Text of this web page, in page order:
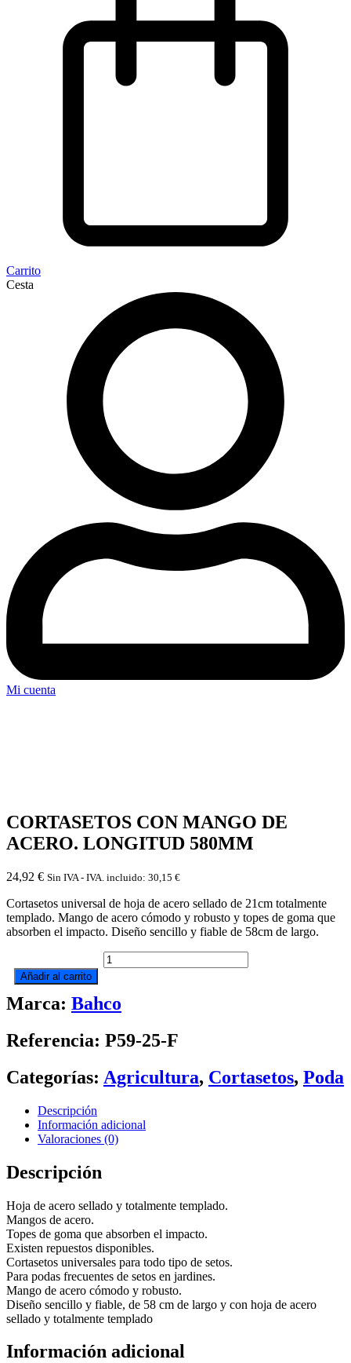
Carrito
Cesta
Mi cuenta
CORTASETOS CON MANGO DE
ACERO. LONGITUD 580MM
24,92 € Sin IVA - IVA. incluido: 30,15 €
Cortasetos universal de hoja de acero sellado de 21cm totalmente
templado. Mango de acero cómodo y robusto y topes de goma que
absorben el impacto. Diseño sencillo y fiable de 58cm de largo.
CORTASETOS
CON
DE
ACERO.
580MM
Añadir al carrito
Marca: Bahco
Referencia: P59-25-F
Categorías: Agricultura, Cortasetos, Poda
Descripción
Información adicional
Valoraciones (0)
Descripción
Hoja de acero sellado y totalmente templado.
Mangos de acero.
Topes de goma que absorben el impacto.
Existen repuestos disponibles.
Cortasetos universales para todo tipo de setos.
Para podas frecuentes de setos en jardines.
Mango de acero cómodo y robusto.
Diseño sencillo y fiable, de 58 cm de largo y con hoja de acero
sellado y totalmente templado
Información adicional